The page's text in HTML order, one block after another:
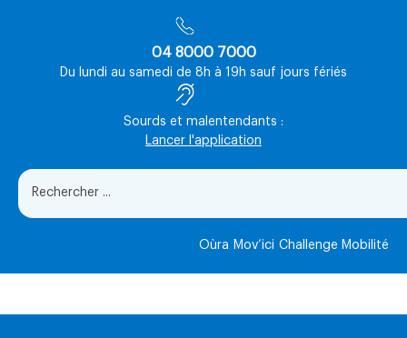
04 8000 7000
Du lundi au samedi de 8h à 19h sauf jours fériés
Sourds et malentendants :
Lancer l'application
Oùra Mov’ici Challenge Mobilité